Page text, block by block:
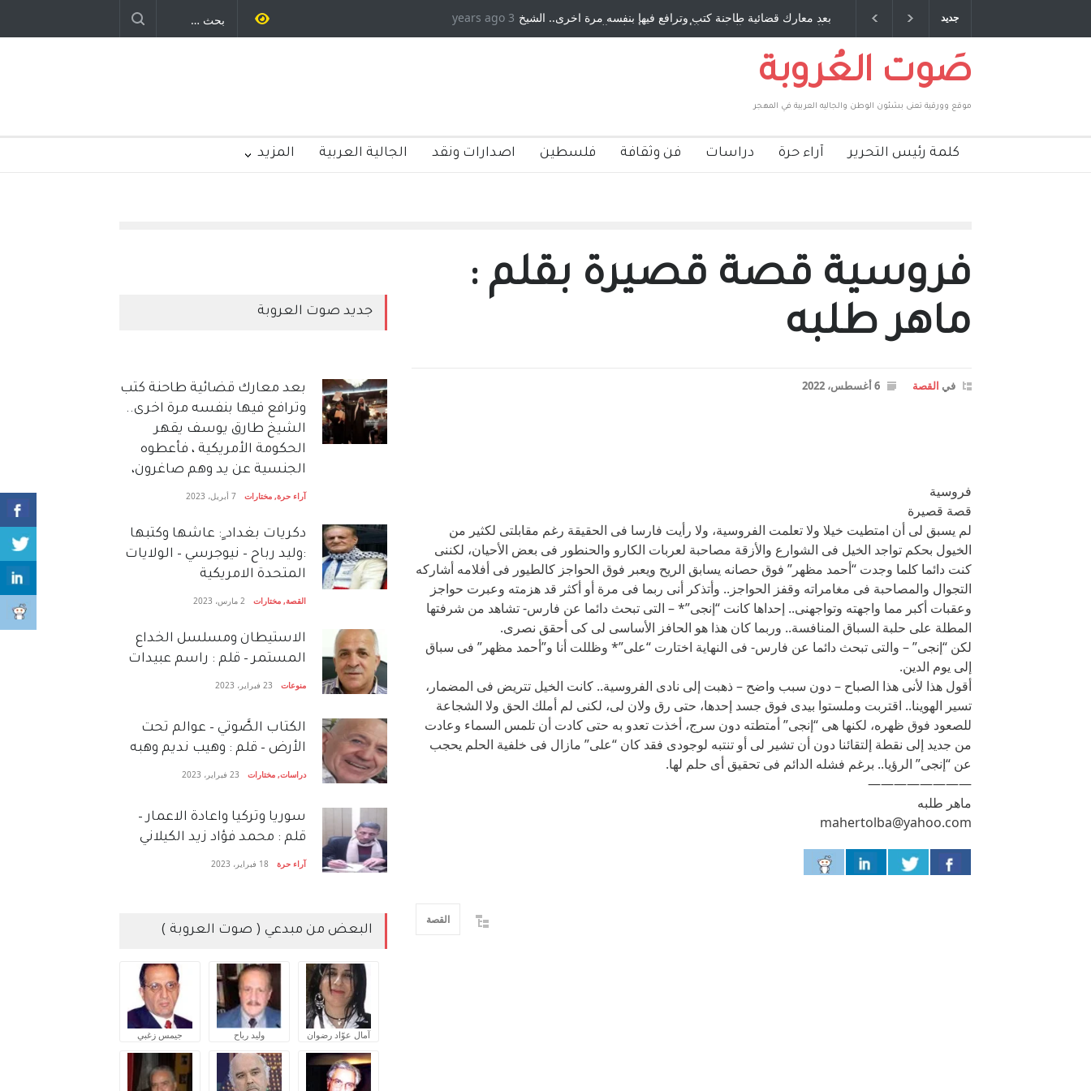
جديد بعد معارك قضائية طاحنة كتب وترافع فيها بنفسه مرة اخرى.. الشيخ
طارق يوسف يقهر الحكومة الأمريكية ، فأعطوه الجنسية عن يد وهم
صاغرون،
: صديق عمري ، صبحي مخلوف : بقلم : سعد الله 3 years ago
صَوت العُروبة
موقع وورقية تعنى بشئون الوطن والجاليه العربية في المهجر
كلمة رئيس التحرير آراء حرة دراسات فن وثقافة فلسطين اصدارات ونقد الجالية العربية المزيد
فروسية قصة قصيرة بقلم :
ماهر طلبه
في القصة 6 أغسطس، 2022
فروسية
قصة قصيرة
لم يسبق لى أن امتطيت خيلا ولا تعلمت الفروسية، ولا رأيت فارسا فى الحقيقة رغم مقابلتى لكثير من
الخيول بحكم تواجد الخيل فى الشوارع والأزقة مصاحبة لعربات الكارو والحنطور فى بعض الأحيان، لكننى
كنت دائما كلما وجدت “أحمد مظهر” فوق حصانه يسابق الريح ويعبر فوق الحواجز كالطيور فى أفلامه أشاركه
التجوال والمصاحبة فى مغامراته وقفز الحواجز.. وأتذكر أنى ربما فى مرة أو أكثر قد هزمته وعبرت حواجز
وعقبات أكبر مما واجهته وتواجهنى.. إحداها كانت “إنجى”* – التى تبحث دائما عن فارس- تشاهد من شرفتها
المطلة على حلبة السباق المنافسة.. وربما كان هذا هو الحافز الأساسى لى كى أحقق نصرى.
لكن “إنجى” – والتى تبحث دائما عن فارس- فى النهاية اختارت “على”* وظللت أنا و”أحمد مظهر” فى سباق
إلى يوم الدين.
أقول هذا لأنى هذا الصباح – دون سبب واضح – ذهبت إلى نادى الفروسية.. كانت الخيل تتريض فى المضمار،
تسير الهوينا.. اقتربت وملستوا بيدى فوق جسد إحدها، حتى رق ولان لى، لكنى لم أملك الحق ولا الشجاعة
للصعود فوق ظهره، لكنها هى “إنجى” أمتطته دون سرج، أخذت تعدو به حتى كادت أن تلمس السماء وعادت
من جديد إلى نقطة إلتقائنا دون أن تشير لى أو تنتبه لوجودى فقد كان “على” مازال فى خلفية الحلم يحجب
عن “إنجى” الرؤيا.. برغم فشله الدائم فى تحقيق أى حلم لها.
————————
ماهر طلبه
mahertolba@yahoo.com
القصة
جديد صوت العروبة
بعد معارك قضائية طاحنة كتب
وترافع فيها بنفسه مرة اخرى..
الشيخ طارق يوسف يقهر
الحكومة الأمريكية ، فأعطوه
الجنسية عن يد وهم صاغرون،
آراء حرة, مختارات 7 أبريل، 2023
دكريات بغداد ٍ: عاشها وكتبها
:وليد رباح – نيوجرسي – الولايات
المتحدة الامريكية
القصة, مختارات 2 مارس، 2023
الاستيطان ومسلسل الخداع
المستمر – قلم : راسم عبيدات
منوعات 23 فبراير، 2023
الكتاب الصَّوتي – عوالم تحت
الأرض – قلم : وهيب نديم وهبه
دراسات, مختارات 23 فبراير، 2023
سوريا وتركيا واعادة الاعمار –
قلم : محمد فؤاد زيد الكيلاني
آراء حرة 18 فبراير، 2023
البعض من مبدعي ( صوت العروبة )
آمال عوّاد رضوان وليد رباح جيمس زغبي